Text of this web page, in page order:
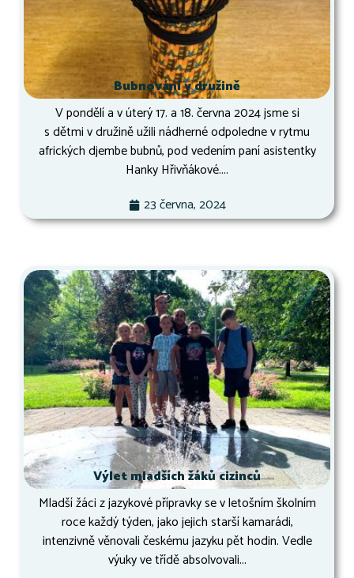
Bubnování v družině
V pondělí a v úterý 17. a 18. června 2024 jsme si
s dětmi v družině užili nádherné odpoledne v rytmu
afrických djembe bubnů, pod vedením paní asistentky
Hanky Hřivňákové....
23 června, 2024
Výlet mladších žáků cizinců
Mladší žáci z jazykové přípravky se v letošním školním
roce každý týden, jako jejich starší kamarádi,
intenzivně věnovali českému jazyku pět hodin. Vedle
výuky ve třídě absolvovali...